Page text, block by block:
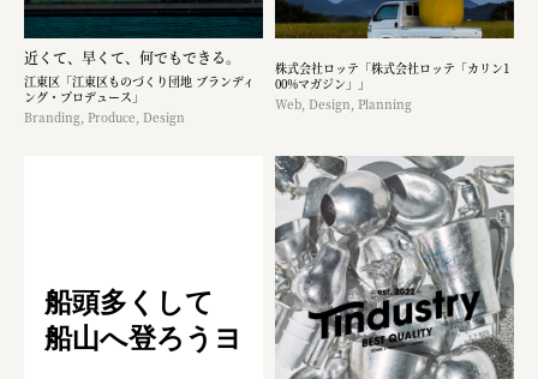
近くて、早くて、何でもできる。
江東区「江東区ものづくり団地 ブランディ
ング・プロデュース」
Branding, Produce, Design
株式会社ロッテ「株式会社ロッテ「カリン1
00%マガジン」」
Web, Design, Planning
船頭多くして
船山へ登ろうヨ